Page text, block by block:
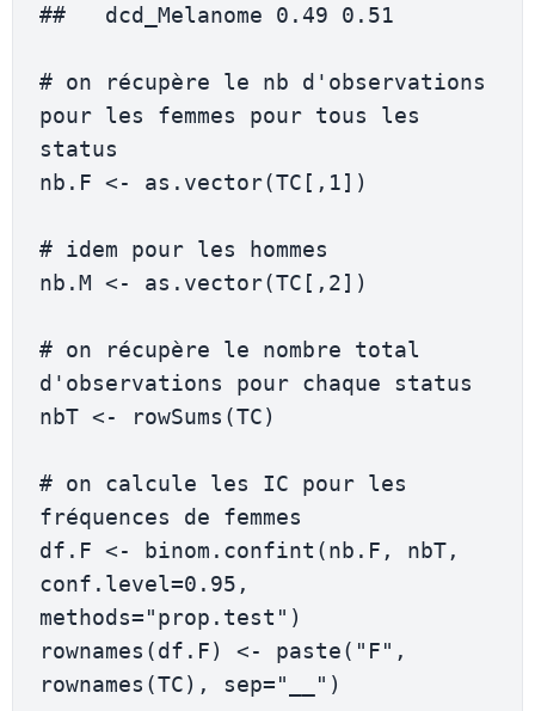
##   dcd_Melanome 0.49 0.51
# on récupère le nb d'observations
pour les femmes pour tous les
status
nb.F <- as.vector(TC[,1])
# idem pour les hommes
nb.M <- as.vector(TC[,2])
# on récupère le nombre total
d'observations pour chaque status
nbT <- rowSums(TC)
# on calcule les IC pour les
fréquences de femmes
df.F <- binom.confint(nb.F, nbT,
conf.level=0.95,
methods="prop.test")
rownames(df.F) <- paste("F",
rownames(TC), sep="__")